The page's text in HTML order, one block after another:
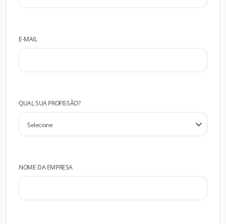
E-MAIL
QUAL SUA PROFISSÃO?
NOME DA EMPRESA